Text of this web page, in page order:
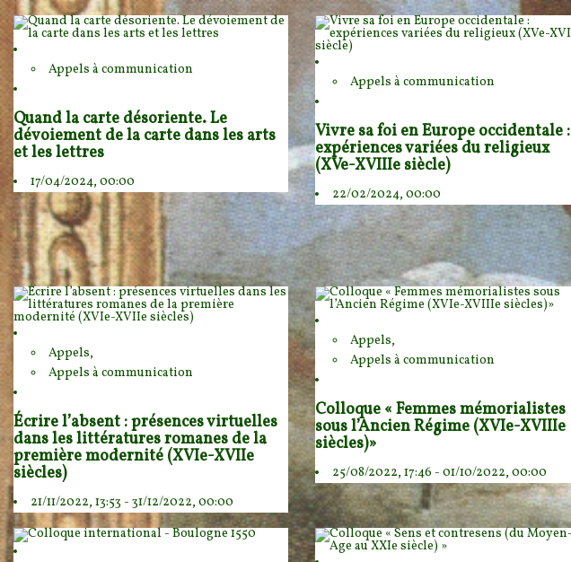
Appels à communication
Quand la carte désoriente. Le
dévoiement de la carte dans les arts
et les lettres
17/04/2024, 00:00
Appels à communication
Vivre sa foi en Europe occidentale :
expériences variées du religieux
(XVe-XVIIIe siècle)
22/02/2024, 00:00
Appels,
Appels à communication
Écrire l’absent : présences virtuelles
dans les littératures romanes de la
première modernité (XVIe-XVIIe
siècles)
21/11/2022, 13:53 - 31/12/2022, 00:00
Appels,
Appels à communication
Colloque « Femmes mémorialistes
sous l’Ancien Régime (XVIe-XVIIIe
siècles)»
25/08/2022, 17:46 - 01/10/2022, 00:00